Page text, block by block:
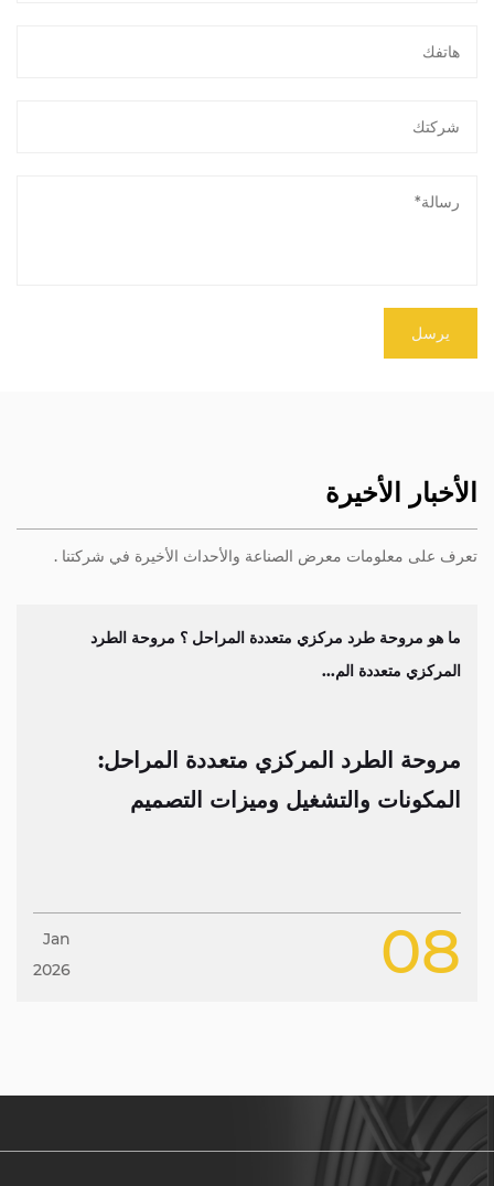
الأخبار الأخيرة
تعرف على معلومات معرض الصناعة والأحداث الأخيرة في شركتنا .
الطرد المركزي متعددة المراحل:
والتشغيل وميزات التصميم
ما هو مروحة طرد مركزي متعددة المراحل ؟ مروحة الطرد
متعددة الم...